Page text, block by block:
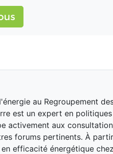
au Regroupement
est un expert en
activement aux
forums pertinents. À
efficacité énergétique